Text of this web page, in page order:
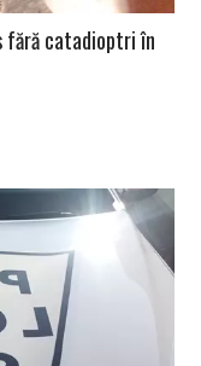
fără catadioptri în